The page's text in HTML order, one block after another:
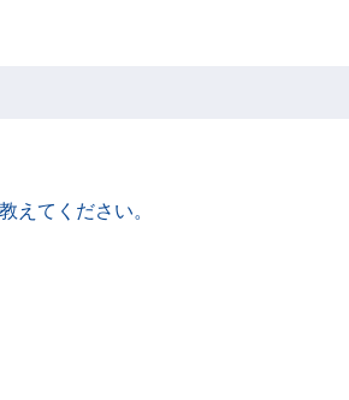
えてください。